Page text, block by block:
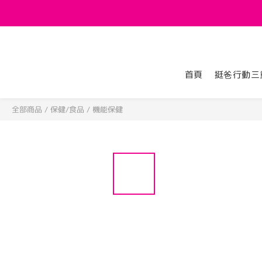
首頁 挺爸行動
全部商品 / 保健/食品 / 機能保健